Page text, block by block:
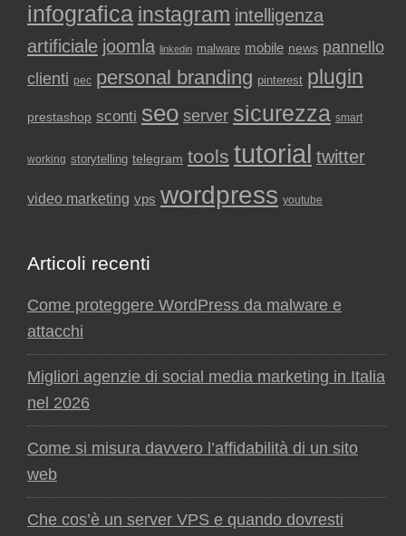
infografica instagram intelligenza
artificiale joomla linkedin malware mobile news pannello
clienti pec personal branding pinterest plugin
prestashop sconti seo server sicurezza smart
working storytelling telegram tools tutorial twitter
video marketing vps wordpress youtube
Articoli recenti
Come proteggere WordPress da malware e
attacchi
Migliori agenzie di social media marketing in Italia
nel 2026
Come si misura davvero l’affidabilità di un sito
web
Che cos’è un server VPS e quando dovresti